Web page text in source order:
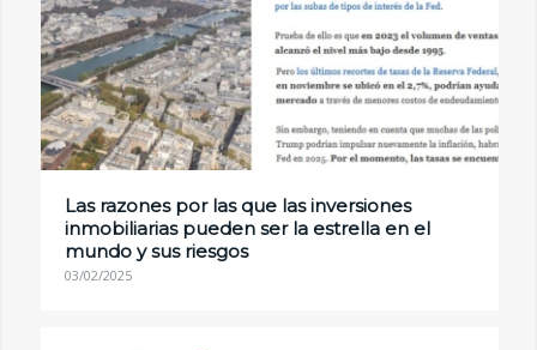
Las razones por las que las inversiones
inmobiliarias pueden ser la estrella en el
mundo y sus riesgos
03/02/2025